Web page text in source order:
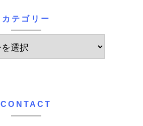
カテゴリー
CONTACT